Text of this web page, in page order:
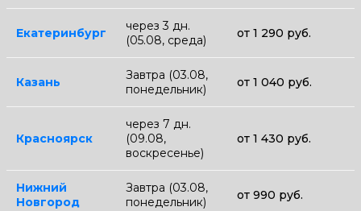
Екатеринбург
через 3 дн.
(05.08, среда)
от 1 290 руб.
Казань
Завтра (03.08,
понедельник)
от 1 040 руб.
Красноярск
через 7 дн.
(09.08,
воскресенье)
от 1 430 руб.
Нижний
Новгород
Завтра (03.08,
понедельник)
от 990 руб.